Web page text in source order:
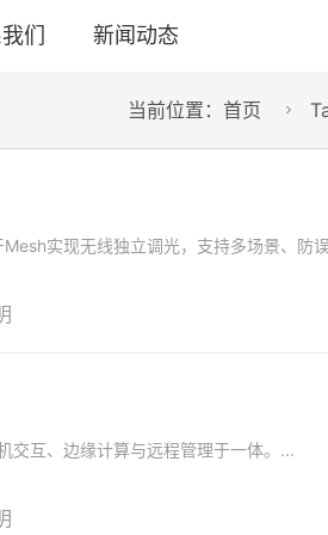
们 新闻动态
当前位置： 首页 
实现无线独立调光，支持多场景、防
交互、边缘计算与远程管理于一体。...